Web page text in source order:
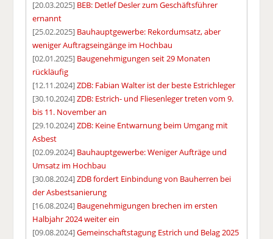
[20.03.2025] BEB: Detlef Desler zum Geschäftsführer
ernannt
[25.02.2025] Bauhauptgewerbe: Rekordumsatz, aber
weniger Auftragseingänge im Hochbau
[02.01.2025] Baugenehmigungen seit 29 Monaten
rückläufig
[12.11.2024]ZDB: Fabian Walter ist der beste Estrichleger
[30.10.2024]ZDB: Estrich- und Fliesenleger treten vom 9.
bis 11. November an
[29.10.2024]ZDB: Keine Entwarnung beim Umgang mit
Asbest
[02.09.2024] Bauhauptgewerbe: Weniger Aufträge und
Umsatz im Hochbau
[30.08.2024]ZDB fordert Einbindung von Bauherren bei
der Asbestsanierung
[16.08.2024] Baugenehmigungen brechen im ersten
Halbjahr 2024 weiter ein
[09.08.2024]Gemeinschaftstagung Estrich und Belag 2025